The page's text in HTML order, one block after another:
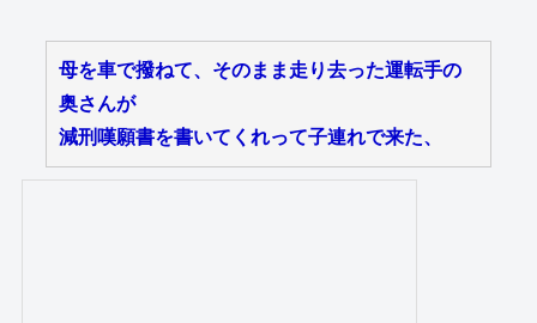
母を車で撥ねて、そのまま走り去った運転手の
奥さんが
減刑嘆願書を書いてくれって子連れで来た、